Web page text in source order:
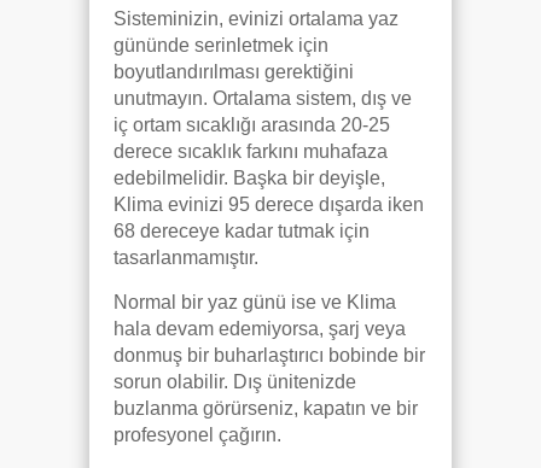
Sisteminizin, evinizi ortalama yaz
gününde serinletmek için
boyutlandırılması gerektiğini
unutmayın. Ortalama sistem, dış ve
iç ortam sıcaklığı arasında 20-25
derece sıcaklık farkını muhafaza
edebilmelidir. Başka bir deyişle,
Klima evinizi 95 derece dışarda iken
68 dereceye kadar tutmak için
tasarlanmamıştır.
Normal bir yaz günü ise ve Klima
hala devam edemiyorsa, şarj veya
donmuş bir buharlaştırıcı bobinde bir
sorun olabilir. Dış ünitenizde
buzlanma görürseniz, kapatın ve bir
profesyonel çağırın.